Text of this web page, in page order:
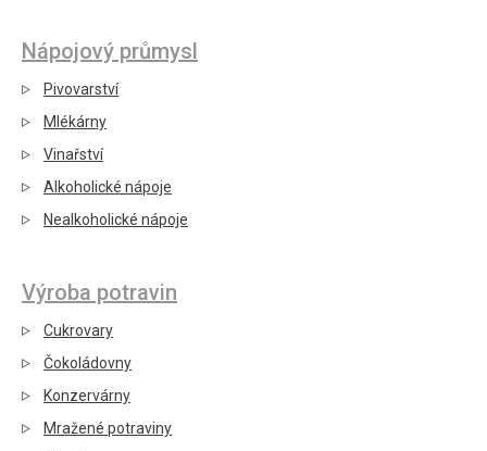
Nápojový průmysl
Pivovarství
Mlékárny
Vinařství
Alkoholické nápoje
Nealkoholické nápoje
Výroba potravin
Cukrovary
Čokoládovny
Konzervárny
Mražené potraviny